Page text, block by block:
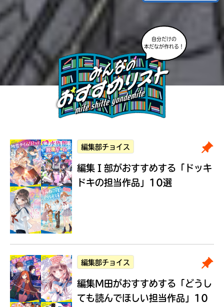
自分だけの
本だなが作れる！
編集部チョイス
編集Ｉ部がおすすめする 「ドッキ
ドキの担当作品」10選
編集部チョイス
編集M田がおすすめする 「どうし
ても読んでほしい担当作品」10